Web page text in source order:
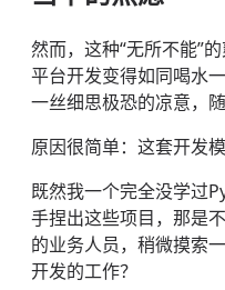
然而，这种“无所不能”
平台开发变得如同喝水
一丝细思极恐的凉意，
原因很简单：这套开发
既然我一个完全没学过
手捏出这些项目，那是
的业务人员，稍微摸索
开发的工作？